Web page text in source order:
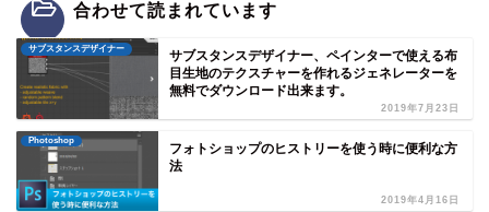
合わせて読まれています
サブスタンスデザイナー
サブスタンスデザイナー、ペインターで使える布
目生地のテクスチャーを作れるジェネレーターを
無料でダウンロード出来ます。
2019年7月23日
Photoshop
フォトショップのヒストリーを使う時に便利な方
法
2019年4月16日